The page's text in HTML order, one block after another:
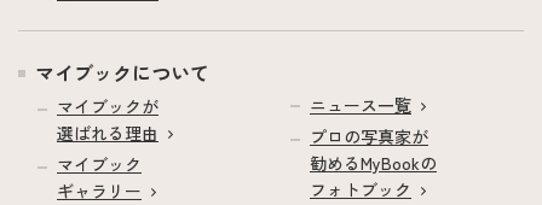
マイブックについて
マイブックが
選ばれる理由
マイブック
ギャラリー
ニュース一覧
プロの写真家が
勧めるMyBookの
フォトブック